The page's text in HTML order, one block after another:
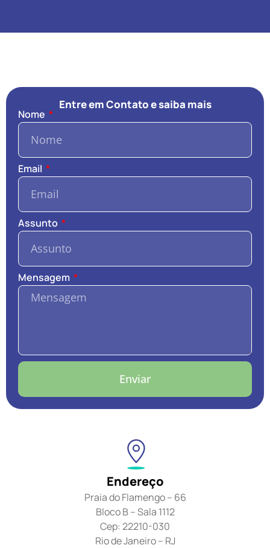
Entre em Contato e saiba mais
Nome
Email
Assunto
Mensagem
Enviar
Endereço
Praia do Flamengo – 66
Bloco B – Sala 1112
Cep: 22210-030
Rio de Janeiro – RJ